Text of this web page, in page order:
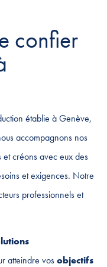
confier
établie à Genève,
accompagnons nos
et créons avec eux des
et exigences. Notre
professionnels et
atteindre vosobjectifs